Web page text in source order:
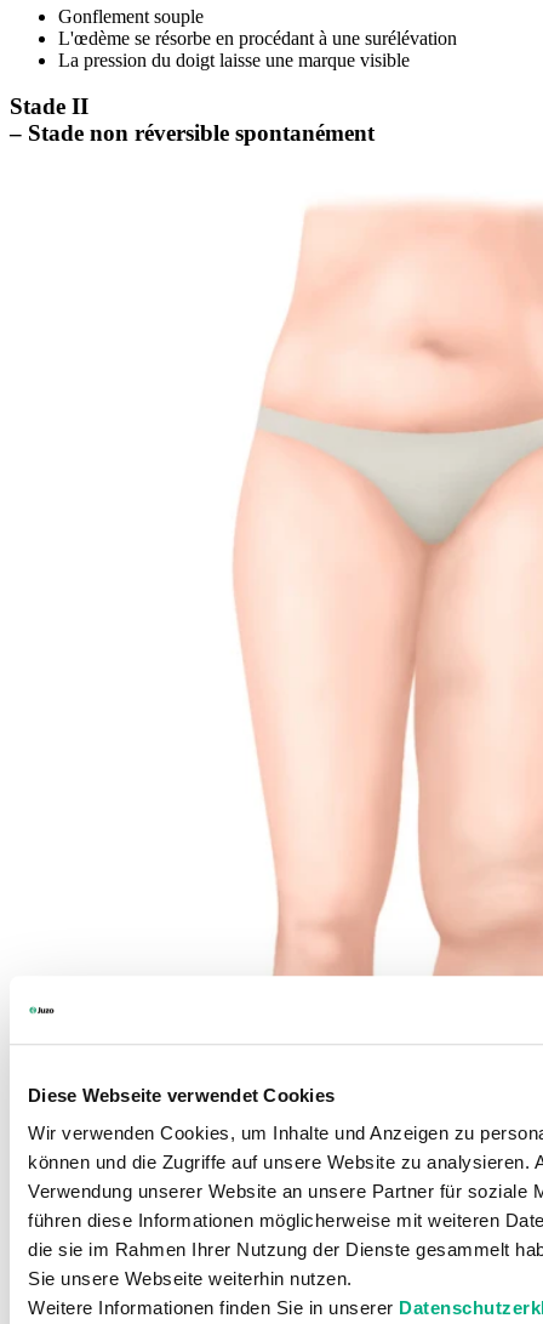
Diese Webseite verwendet Cookies
Wir verwenden Cookies, um Inhalte und Anzeigen zu
können und die Zugriffe auf unsere Website zu analysieren.
Verwendung unserer Website an unsere Partner für soziale
führen diese Informationen möglicherweise mit weiteren
die sie im Rahmen Ihrer Nutzung der Dienste gesammelt
Sie unsere Webseite weiterhin nutzen.
Weitere Informationen finden Sie in unserer
Gonflement souple
L'œdème se résorbe en procédant à une surélévation
La pression du doigt laisse une marque visible
Stade II
– Stade non réversible spontanément